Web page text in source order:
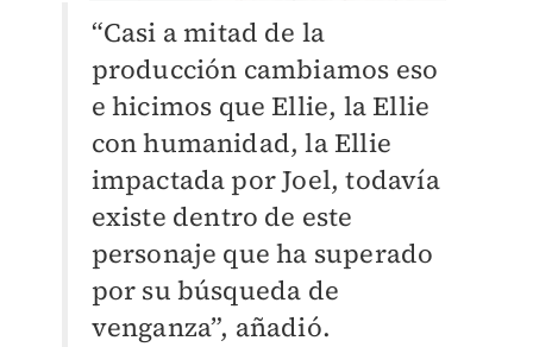
“Casi a mitad de la
producción cambiamos eso
e hicimos que Ellie, la Ellie
con humanidad, la Ellie
impactada por Joel, todavía
existe dentro de este
personaje que ha superado
por su búsqueda de
venganza”, añadió.